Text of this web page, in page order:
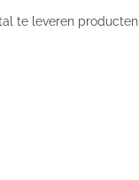
te leveren producten